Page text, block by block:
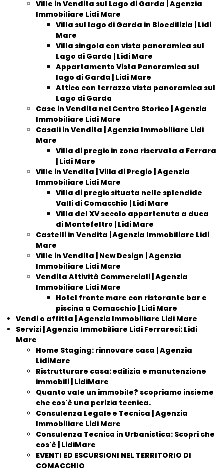
Ville in Vendita sul Lago di Garda | Agenzia
Immobiliare Lidi Mare
Villa sul lago di Garda in Bioedilizia | Lidi
Mare
Villa singola con vista panoramica sul
Lago di Garda | Lidi Mare
Appartamento Vista Panoramica sul
lago di Garda | Lidi Mare
Attico con terrazzo vista panoramica sul
Lago di Garda
Case in Vendita nel Centro Storico | Agenzia
Immobiliare Lidi Mare
Casali in Vendita | Agenzia Immobiliare Lidi
Mare
Villa di pregio in zona riservata a Ferrara
| Lidi Mare
Ville in Vendita | Villa di Pregio | Agenzia
Immobiliare Lidi Mare
Villa di pregio situata nelle splendide
Valli di Comacchio | Lidi Mare
Villa del XV secolo appartenuta a duca
di Montefeltro | Lidi Mare
Castelli in Vendita | Agenzia Immobiliare Lidi
Mare
Ville in Vendita | New Design | Agenzia
Immobiliare Lidi Mare
Vendita Attività Commerciali | Agenzia
Immobiliare Lidi Mare
Hotel fronte mare con ristorante bar e
piscina a Comacchio | Lidi Mare
Vendi o affitta | Agenzia Immobiliare Lidi Mare
Servizi | Agenzia Immobiliare Lidi Ferraresi: Lidi
Mare
Home Staging: rinnovare casa | Agenzia
LidiMare
Ristrutturare casa: edilizia e manutenzione
immobili | LidiMare
Quanto vale un immobile? scopriamo insieme
che cos'è una perizia tecnica.
Consulenza Legale e Tecnica | Agenzia
Immobiliare Lidi Mare
Consulenza Tecnica in Urbanistica: Scopri che
cos'è | LidiMare
EVENTI ED ESCURSIONI NEL TERRITORIO DI
COMACCHIO